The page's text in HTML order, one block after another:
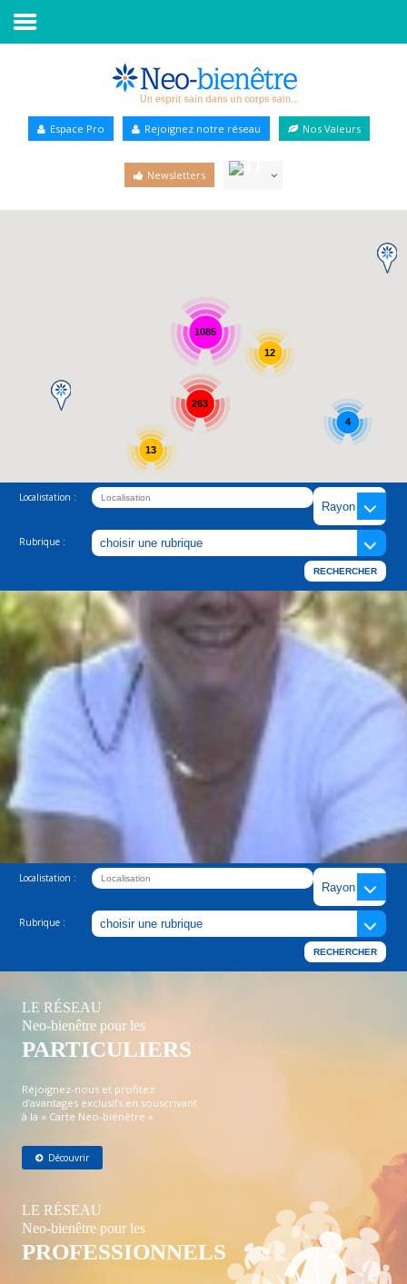
Annuaire Bien-être
Espace Pro Rejoignez notre réseau Nos Valeurs
Newsletters
1085
13
263
4
12
Localistation :
Rubrique :
Localistation :
Rubrique :
LE RÉSEAU
Neo-bienêtre pour les
PARTICULIERS
Réjoignez-nous et profitez
d’avantages exclusifs en souscrivant
à la « Carte Neo-bienêtre »
Découvrir
LE RÉSEAU
Neo-bienêtre pour les
PROFESSIONNELS